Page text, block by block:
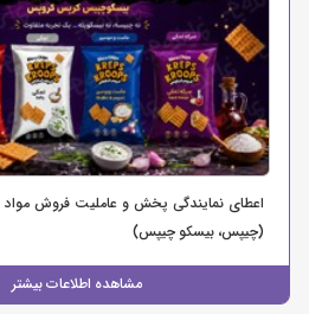
اعطای نمایندگی پخش و عاملیت فروش
(چیپس، بیسکو چیپس)
مشاهده اطلاعات بیشتر